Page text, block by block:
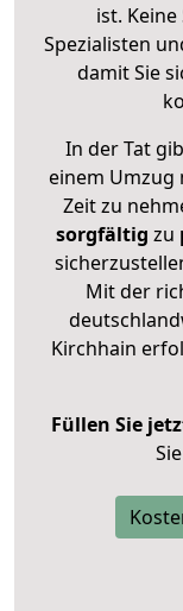
ist.
Spezialisten
damit Sie
In der Tat
einem Umzug
Zeit zu
sorgfältig zu
Mit der
Kirchhain
Füllen Sie